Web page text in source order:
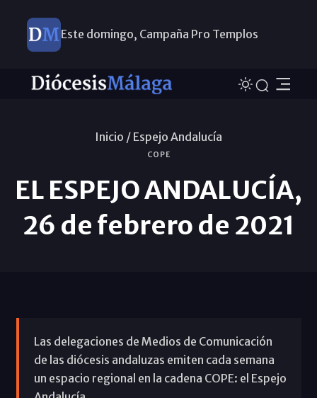
Este domingo, Campaña Pro Templos
Inicio / Espejo Andalucía
COPE
EL ESPEJO ANDALUCÍA,
26 de febrero de 2021
Las delegaciones de Medios de Comunicación
de las diócesis andaluzas emiten cada semana
un espacio regional en la cadena COPE: el Espejo